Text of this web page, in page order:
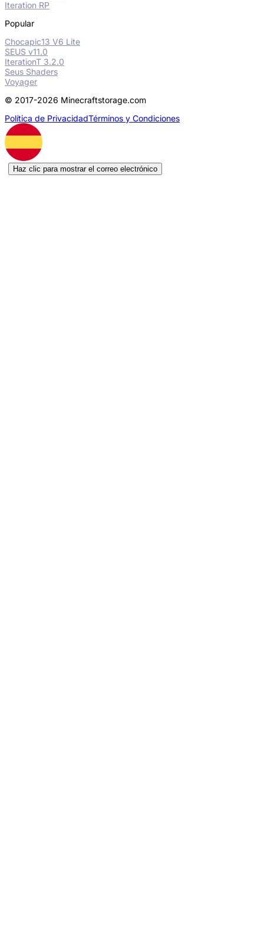
Iteration RP
Popular
Chocapic13 V6 Lite
SEUS v11.0
IterationT 3.2.0
Seus Shaders
Voyager
© 2017-2026 Minecraftstorage.com
Política de PrivacidadTérminos y Condiciones
Haz clic para mostrar el correo electrónico